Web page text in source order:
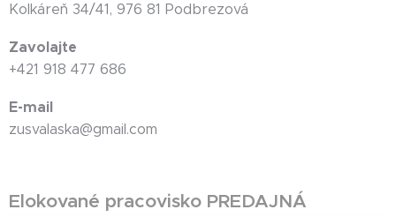
Kolkáreň 34/41, 976 81 Podbrezová
Zavolajte
+421 918 477 686
E-mail
zusvalaska@gmail.com
Elokované pracovisko PREDAJNÁ